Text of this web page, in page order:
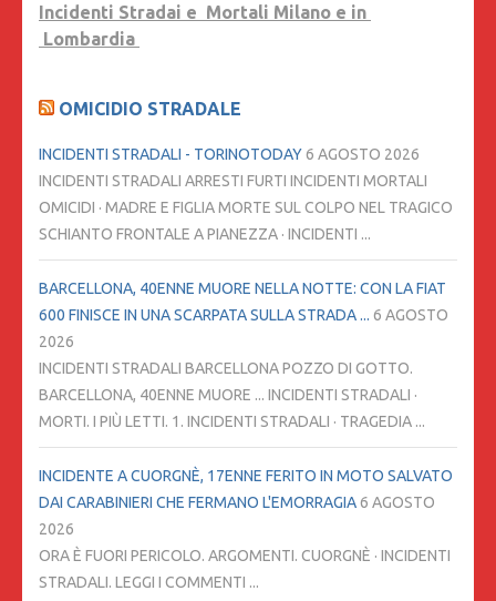
Incidenti Stradai e Mortali Milano e in
Lombardia
OMICIDIO STRADALE
INCIDENTI STRADALI - TORINOTODAY6 AGOSTO 2026
INCIDENTI STRADALI ARRESTI FURTI INCIDENTI MORTALI
OMICIDI · MADRE E FIGLIA MORTE SUL COLPO NEL TRAGICO
SCHIANTO FRONTALE A PIANEZZA · INCIDENTI ...
BARCELLONA, 40ENNE MUORE NELLA NOTTE: CON LA FIAT
600 FINISCE IN UNA SCARPATA SULLA STRADA ... 6 AGOSTO
2026
INCIDENTI STRADALI BARCELLONA POZZO DI GOTTO.
BARCELLONA, 40ENNE MUORE ... INCIDENTI STRADALI ·
MORTI. I PIÙ LETTI. 1. INCIDENTI STRADALI · TRAGEDIA ...
INCIDENTE A CUORGNÈ, 17ENNE FERITO IN MOTO SALVATO
DAI CARABINIERI CHE FERMANO L'EMORRAGIA6 AGOSTO
2026
ORA È FUORI PERICOLO. ARGOMENTI. CUORGNÈ · INCIDENTI
STRADALI. LEGGI I COMMENTI ...